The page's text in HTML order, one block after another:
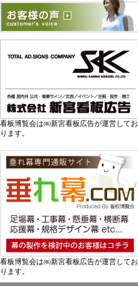
看板博覧会は㈱新宮看板広告が運営してお
ります。
看板博覧会は㈱新宮看板広告が運営してお
ります。